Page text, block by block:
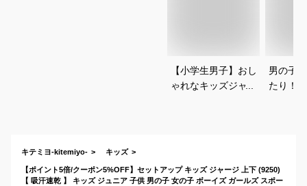
【小学生男子】おし
ゃれなキッズジャー
男の子
たり！
キテミヨ-kitemiyo- キッズ
【ポイント5倍/クーポン5%OFF】セットアップ キッズ ジャージ 上下 (9250)
【 吸汗速乾 】 キッズ ジュニア 子供 男の子 女の子 ボーイズ ガールズ スポー